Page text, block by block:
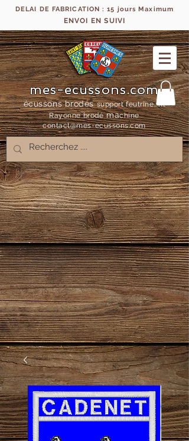
DELAI DE FABRICATION : 15 jours Maximum
ENVOI EN SUIVI
mes-ecussons.com
écussons brodés support feutrine, fil
Rayonne brodémachine
contact@mes-ecussons.com